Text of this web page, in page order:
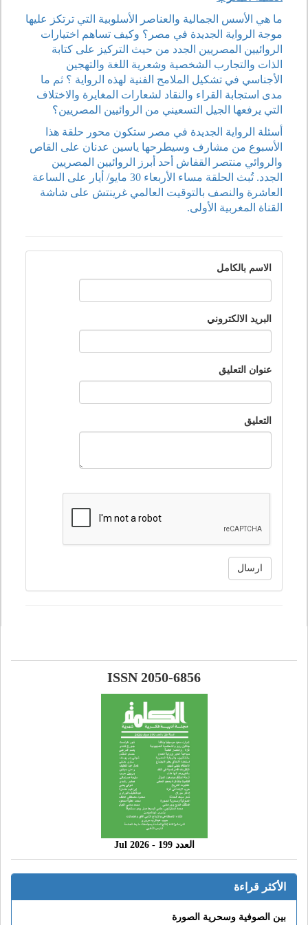
ما هي الأسس الجمالية والعناصر الأسلوبية التي ترتكز عليها
موجة الرواية الجديدة في مصر؟ وكيف تساهم اختيارات
الروائيين المصريين الجدد من حيث التركيز على كتابة
الذات والتجارب الشخصية وشعرية اللغة والتهجين
الأجناسي في تشكيل الملامح الفنية لهذه الرواية ؟ ثم ما
مدى استجابة القراء والنقاد لشعارات المغايرة والاختلاف
التي يرفعها الجيل التسعيني من الروائيين المصريين؟
أسئلة الرواية الجديدة في مصر ستكون محور حلقة هذا
الأسبوع من مشارف وسيطرحها ياسين عدنان على القاص
والروائي منتصر القفاش أحد أبرز الروائيين المصريين
الجدد. تُبث الحلقة مساء الأربعاء 30 مايو/ أيار على الساعة
العاشرة والنصف بالتوقيت العالمي غرينتش على شاشة
القناة المغربية الأولى.
الاسم بالكامل
البريد الالكتروني
عنوان التعليق
التعليق
ارسال
ISSN 2050-6856
العدد 199 - 2026 Jul
الأكثر قراءة
بين الصوفية وسحرية الصورة